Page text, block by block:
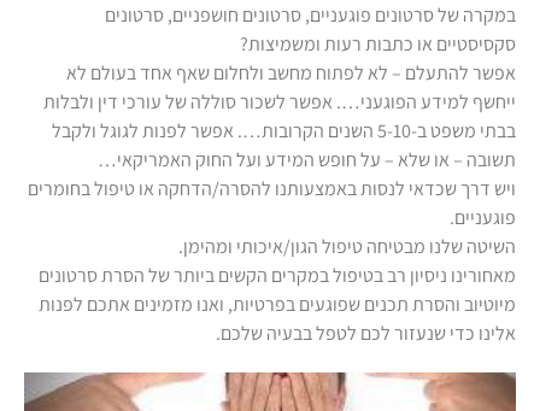
במקרה של סרטונים פוגעניים, סרטונים חושפניים, סרטונים
סקסיסטיים או כתבות רעות ומשמיצות?
אפשר להתעלם – לא לפתוח מחשב ולחלום שאף אחד בעולם לא
ייחשף למידע הפוגעני…. אפשר לשכור סוללה של עורכי דין ולבלות
בבתי משפט ב-5-10 השנים הקרובות…. אפשר לפנות לגוגל ולקבל
תשובה – או שלא – על חופש המידע ועל החוק האמריקאי…
ויש דרך שכדאי לנסות באמצעותנו להסרה/הדחקה או טיפול בחומרים
פוגעניים.
השיטה שלנו מבטיחה טיפול הגון/איכותי ומהימן.
מאחורינו ניסיון רב בטיפול במקרים הקשים ביותר של הסרת סרטונים
מיוטיוב והסרת תכנים שפוגעים בפרטיות, ואנו מזמינים אתכם לפנות
אלינו כדי שנעזור לכם לטפל בבעיה שלכם.